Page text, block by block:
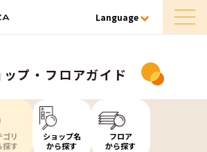
Language
ップ・フロアガイド
ゴリ
探す
ショップ名
から探す
フロア
から探す